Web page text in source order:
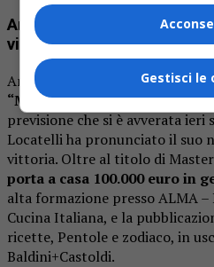
Anna Zhag prima del
vista sotto una pioggia di
Anna aveva confessato prima
“Mi sono già vista sotto una
previsione che si è avverata ieri
Locatelli ha pronunciato il suo
vittoria. Oltre al titolo di
porta a casa 100.000 euro in
alta formazione presso ALMA
Cucina Italiana, e la
ricette, Pentole e zodiaco, in
Baldini+Castoldi.
Gestisci le